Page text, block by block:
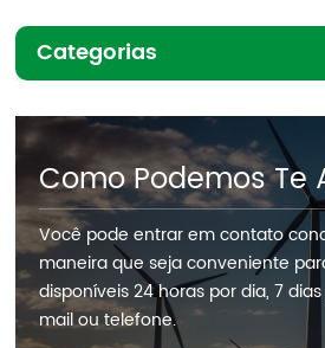
Categorias
Como Podemos Te
Você pode entrar em contato
maneira que seja conveniente
disponíveis 24 horas por dia, 7
mail ou telefone.